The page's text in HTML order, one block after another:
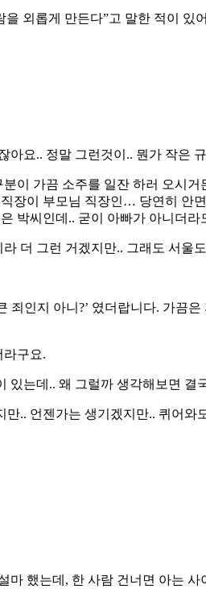
외롭게 만든다”고 말한 적이 있
아요.. 정말 그런것이.. 뭔가 작은
이 가끔 소주를 일잔 하러 오시
장이 부모님 직장인… 당연히 안
박씨인데.. 굳이 아빠가 아니더
더 그런 거겠지만.. 그래도 서울
죄인지 아니?’ 였더랍니다. 가
구요.
는데.. 왜 그럴까 생각해보면 결
.. 언젠가는 생기겠지만.. 퀴어
마 했는데, 한 사람 건너면 아는 사